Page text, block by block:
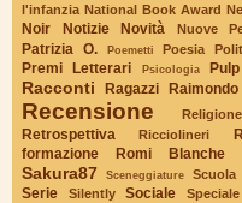
l'infanzia National Book Award
Noir Notizie Novità Nuove
Patrizia O. Poemetti Poesia
Premi Letterari Psicologia Pulp
Racconti Ragazzi
Recensione Religione
Retrospettiva Ricciolineri
formazione
Romi Blanche
Sakura87 Sceneggiature Scuola
Serie
Silently Sociale